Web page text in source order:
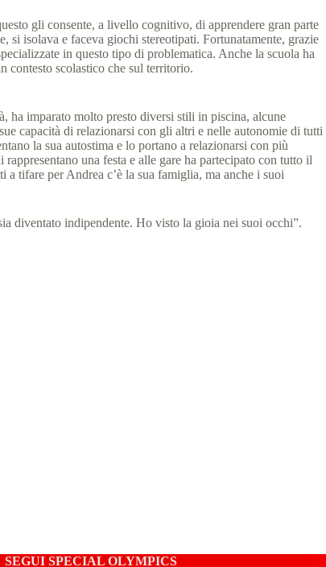
gli consente, a livello cognitivo, di apprendere gran parte
isolava e faceva giochi stereotipati. Fortunatamente, grazie
in questo tipo di problematica. Anche la scuola ha
contesto scolastico che sul territorio.
ha imparato molto presto diversi stili in piscina, alcune
capacità di relazionarsi con gli altri e nelle autonomie di tutti
la sua autostima e lo portano a relazionarsi con più
una festa e alle gare ha partecipato con tutto il
tifare per Andrea c’è la sua famiglia, ma anche i suoi
diventato indipendente. Ho visto la gioia nei suoi occhi”.
SEGUI SPECIAL OLYMPICS